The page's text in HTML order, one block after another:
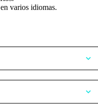
varios idiomas.